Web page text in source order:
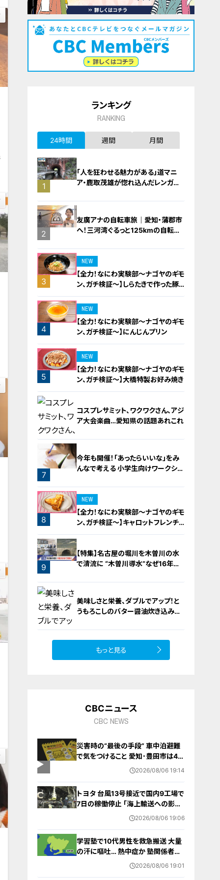
ランキング
RANKING
24時間 週間 月間
1
「人を狂わせる魅力がある」道マニ
ア・鹿取茂雄が惚れ込んだレンガの
2
友廣アナの自転車旅｜愛知・蒲郡市
へ！三河湾ぐるっと125kmの自転車
3
NEW
【全力！なにわ実験部～ナゴヤのギモ
ン、ガチ検証～】しらたきで作った豚
バラミンチの油そば
4
NEW
【全力！なにわ実験部～ナゴヤのギモ
ン、ガチ検証～】にんじんプリン
5
NEW
【全力！なにわ実験部～ナゴヤのギモ
ン、ガチ検証～】大橋特製お好み焼き
6
コスプレサミット、ワクワクさん、アジ
ア大会楽曲…愛知県の話題あれこれ
7
今年も開催！「あったらいいな」をみ
んなで考える 小学生向けワークショ
8
NEW
【全力！なにわ実験部～ナゴヤのギモ
ン、ガチ検証～】キャロットフレンチ
ロースト
9
【特集】名古屋の堀川を木曽川の水
で清流に “木曽川導水”なぜ16年ぶ
美味しさと栄養、ダブルでアップ！と
うもろこしのバター醤油炊き込みご
もっと見る
CBCニュース
CBC NEWS
災害時の“最後の手段” 車中泊避難
で気をつけること 愛知･豊田市は4年
前からマニュアル作成 最悪の場合2026/08/06 19:14
トヨタ 台風13号接近で国内9工場で
7日の稼働停止 ｢海上輸送への影響
を踏まえ判断｣ 夏季連休明けの17日
2026/08/06 19:06
学習塾で10代男性を救急搬送 大量
の汗に嘔吐… 熱中症か 塾関係者が
消防に通報 名古屋 2026/08/06 19:01